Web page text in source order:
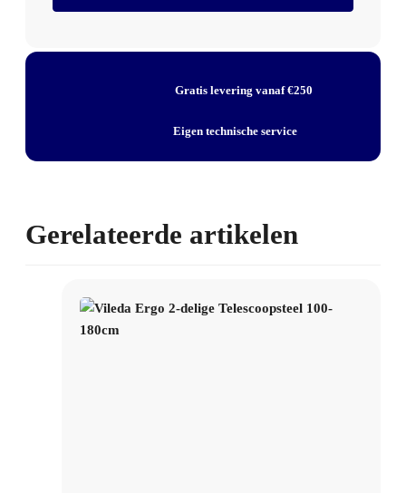
Toepassing glasbewassing en reiniging op hoogte
Telescoopsteel
Gratis levering vanaf €250
Eigen technische service
Gerelateerde artikelen